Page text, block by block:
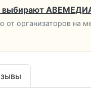
выбирают АВЕМЕДИА
организаторов на